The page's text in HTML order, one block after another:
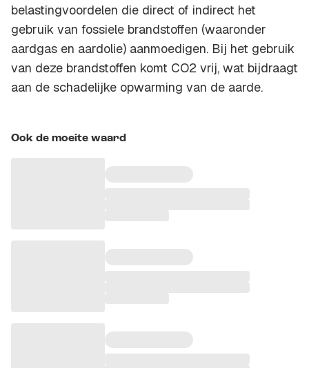
belastingvoordelen die direct of indirect het
gebruik van fossiele brandstoffen (waaronder
aardgas en aardolie) aanmoedigen. Bij het gebruik
van deze brandstoffen komt CO2 vrij, wat bijdraagt
aan de schadelijke opwarming van de aarde.
Ook de moeite waard